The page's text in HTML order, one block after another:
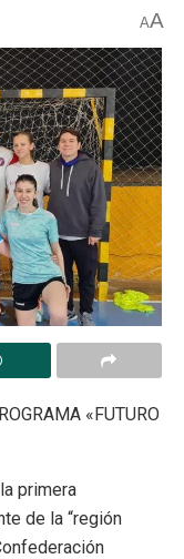
AA
«FUTURO
primera
de la “región